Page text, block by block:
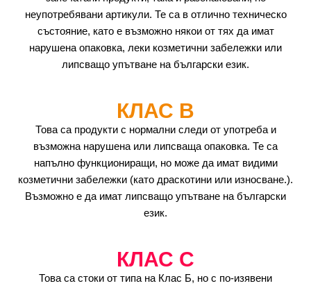
неупотребявани артикули. Те са в отлично техническо
състояние, като е възможно някои от тях да имат
нарушена опаковка, леки козметични забележки или
липсващо упътване на български език.
КЛАС B
Това са продукти с нормални следи от употреба и
възможна нарушена или липсваща опаковка. Те са
напълно функциониращи, но може да имат видими
козметични забележки (като драскотини или износване.).
Възможно е да имат липсващо упътване на български
език.
КЛАС C
Това са стоки от типа на Клас Б, но с по-изявени